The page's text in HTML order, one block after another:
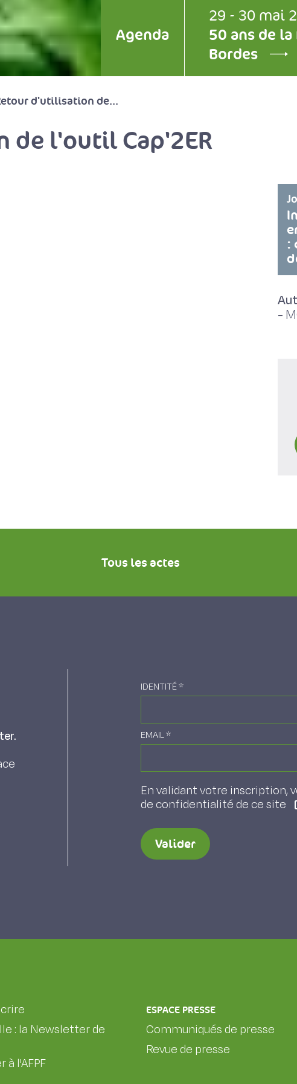
Agenda
29 - 30 mai
50 ans de
Bordes
d'utilisation de...
l'outil Cap'2ER
:
-
Tous les actes
IDENTITÉ*
EMAIL*
En validant votre inscription,
de confidentialité de ce site
Valider
: la Newsletter de
à l'AFPF
ESPACE PRESSE
Communiqués de presse
Revue de presse